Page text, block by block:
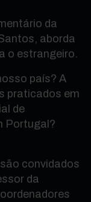
da
aborda
o estrangeiro.
país? A
praticados em
de
Portugal?
convidados
da